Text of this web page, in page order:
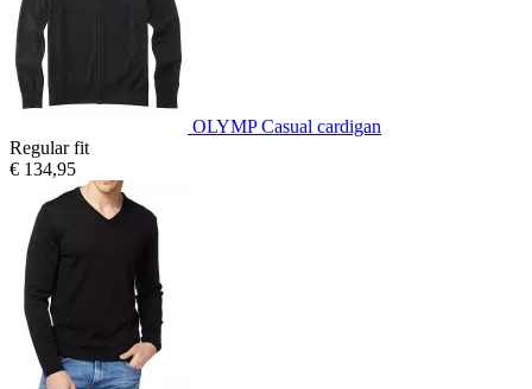
OLYMP Casual cardigan
Regular fit
€ 134,95